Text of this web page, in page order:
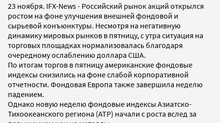
23 ноября. IFX-News - Российский рынок акций открылся
ростом на фоне улучшения внешней фондовой и
сырьевой конъюнктуры. Несмотря на негативную
динамику мировых рынков в пятницу, с утра ситуация на
торговых площадках нормализовалась благодаря
очередному ослаблению доллара США.
По итогам торгов в пятницу американские фондовые
индексы снизились на фоне слабой корпоративной
отчетности. Фондовая Европа также завершила неделю
падением.
Однако новую неделю фондовые индексы Азиатско-
Тихоокеанского региона (АТР) начали с роста вслед за